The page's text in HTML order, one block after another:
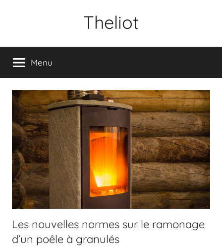
Theliot
Menu
Les nouvelles normes sur le ramonage
d’un poêle à granulés